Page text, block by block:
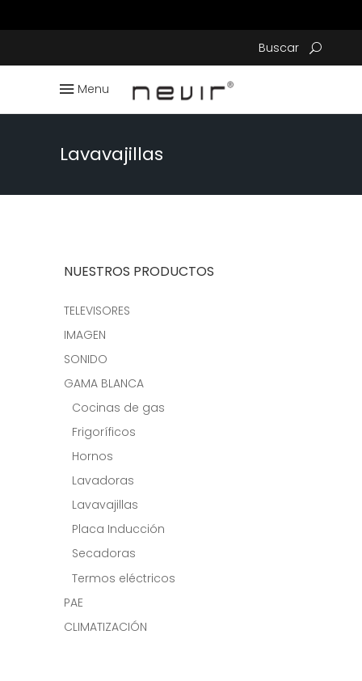
Buscar
Menu
Lavavajillas
NUESTROS PRODUCTOS
TELEVISORES
IMAGEN
SONIDO
GAMA BLANCA
Cocinas de gas
Frigoríficos
Hornos
Lavadoras
Lavavajillas
Placa Inducción
Secadoras
Termos eléctricos
PAE
CLIMATIZACIÓN